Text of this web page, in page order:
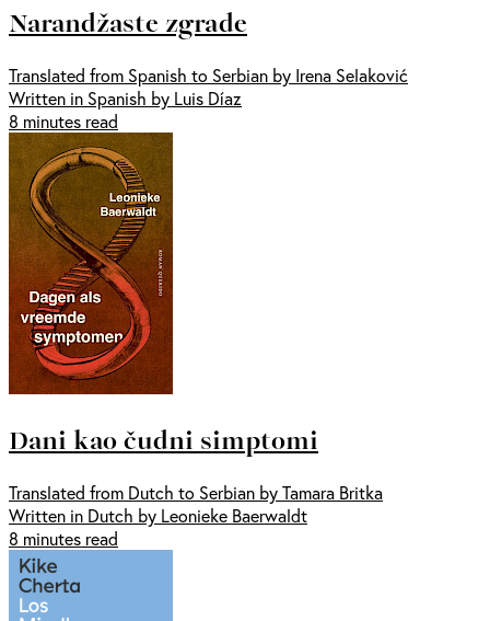
Narandžaste zgrade
Translated from Spanish to Serbian by Irena Selaković
Written in Spanish by Luis Díaz
8 minutes read
Dani kao čudni simptomi
Translated from Dutch to Serbian by Tamara Britka
Written in Dutch by Leonieke Baerwaldt
8 minutes read